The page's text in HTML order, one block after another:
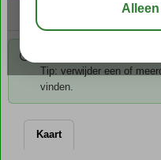
Tip: verwijder een of
vinden.
Kaart